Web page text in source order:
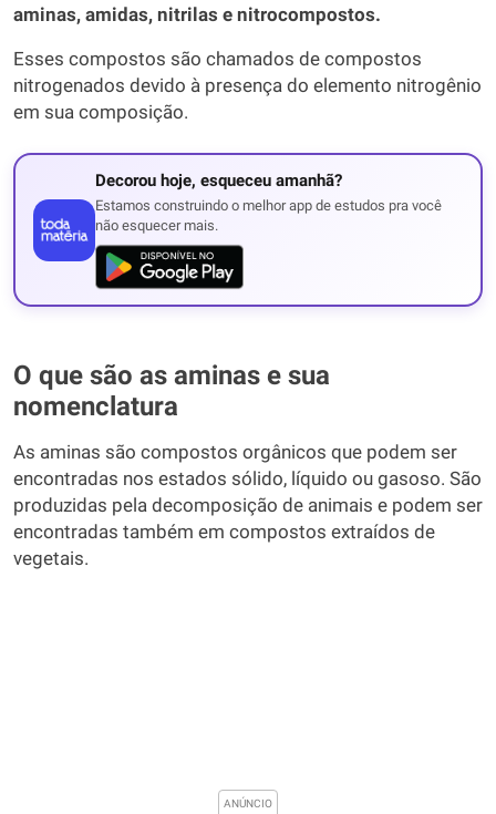
aminas, amidas, nitrilas e nitrocompostos.
Esses compostos são chamados de compostos
nitrogenados devido à presença do elemento nitrogênio
em sua composição.
Decorou hoje, esqueceu amanhã?
Estamos construindo o melhor app de estudos pra você
não esquecer mais.
O que são as aminas e sua
nomenclatura
As aminas são compostos orgânicos que podem ser
encontradas nos estados sólido, líquido ou gasoso. São
produzidas pela decomposição de animais e podem ser
encontradas também em compostos extraídos de
vegetais.